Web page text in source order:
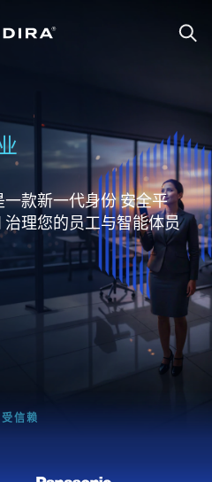
一款新一代身份安全平
治理您的员工与智能体员
信赖